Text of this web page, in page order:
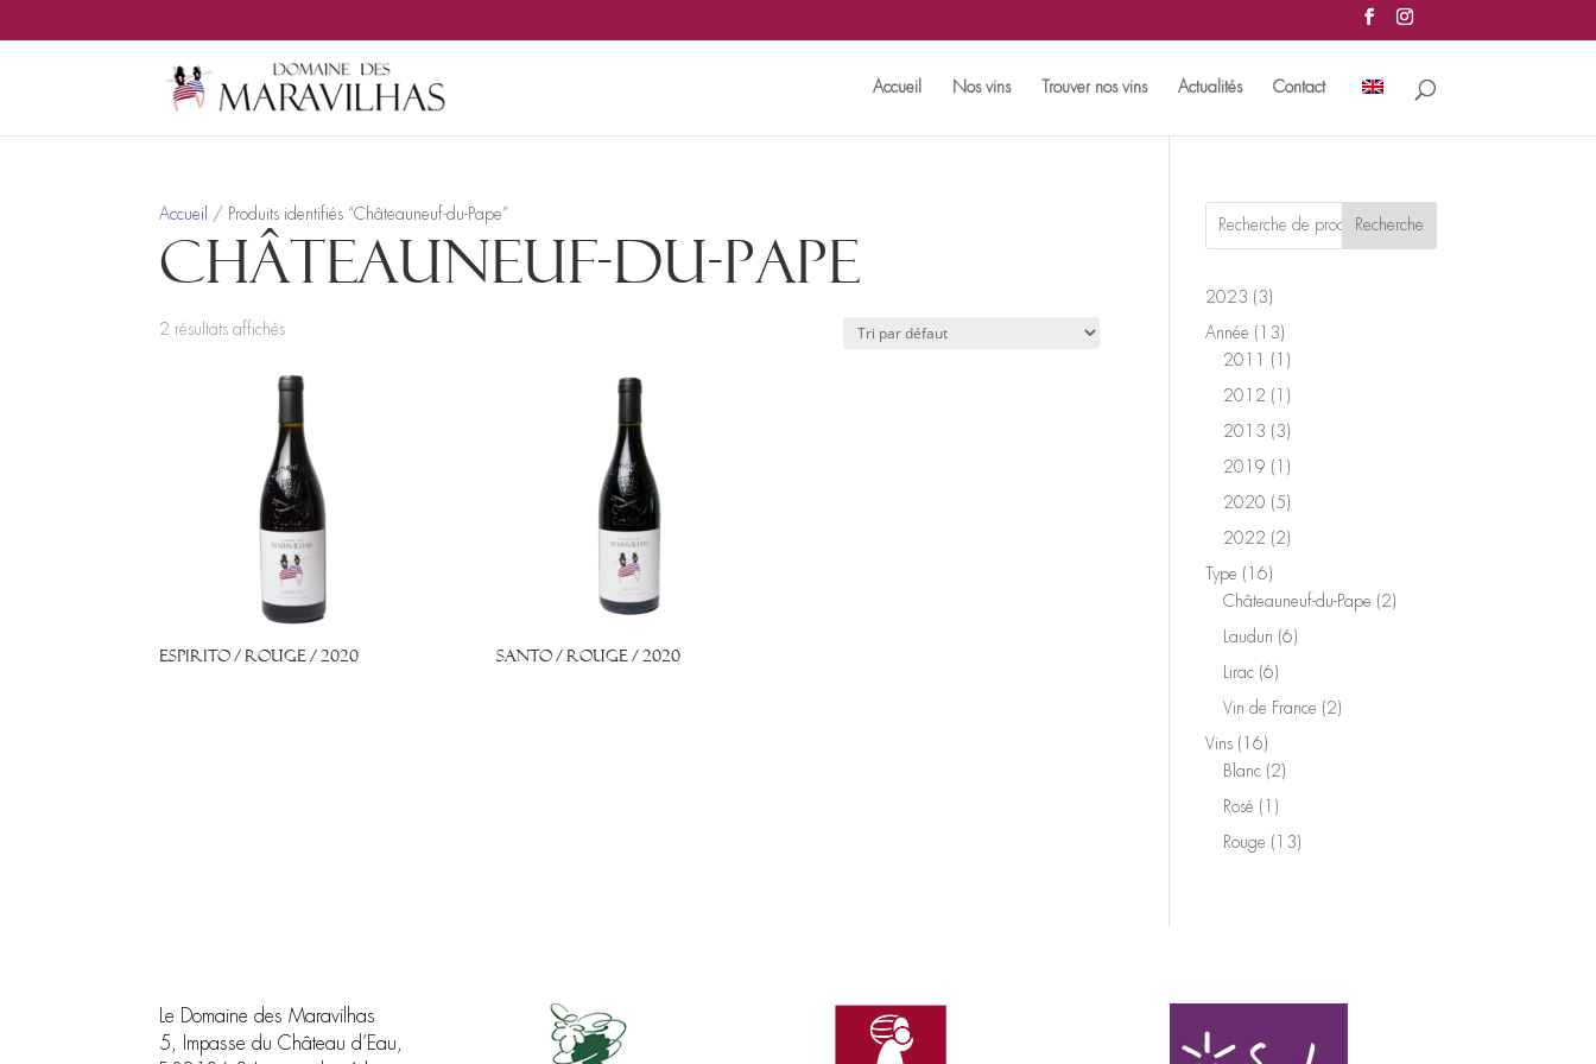
Accueil Nos vins Trouver nos vins Actualités Contact
Accueil / Produits identifiés “Châteauneuf-du-Pape”
Châteauneuf-du-Pape
2 résultats affichés
Espirito / Rouge / 2020 Santo / Rouge / 2020
Recherche
2023 33
produits
Année 1313
produits
2011
1
produit
2012
1
produit
2013 33
produits
2019
1
produit
2020 55
produits
2022 22
Type 1616
produits
Châteauneuf-du-Pape 22
Laudun 66
Lirac 66
produits
Vin de France 22
Vins 1616
produits
Blanc 22
Rosé
1
produit
Rouge 1313
Le Domaine des Maravilhas
5, Impasse du Château d’Eau,